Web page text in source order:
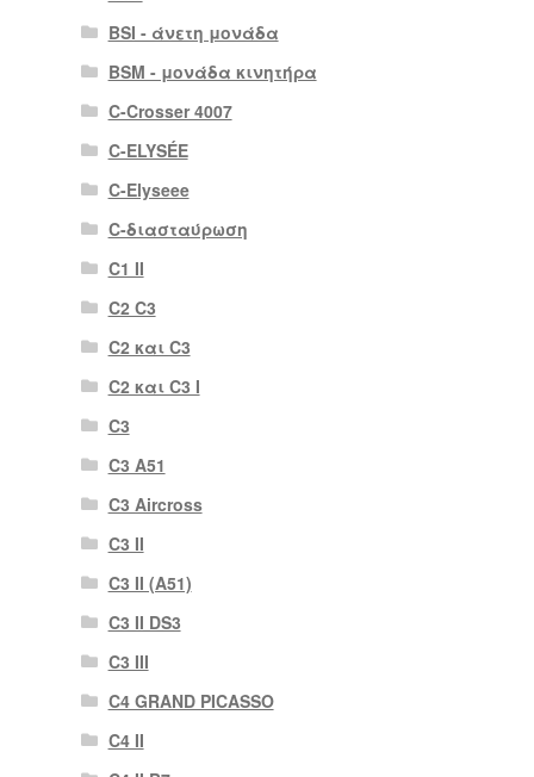
BSI - άνετη μονάδα
BSM - μονάδα κινητήρα
C-Crosser 4007
C-ELYSÉE
C-Elyseee
C-διασταύρωση
C1 II
C2 C3
C2 και C3
C2 και C3 I
C3
C3 A51
C3 Aircross
C3 II
C3 II (A51)
C3 II DS3
C3 III
C4 GRAND PICASSO
C4 II